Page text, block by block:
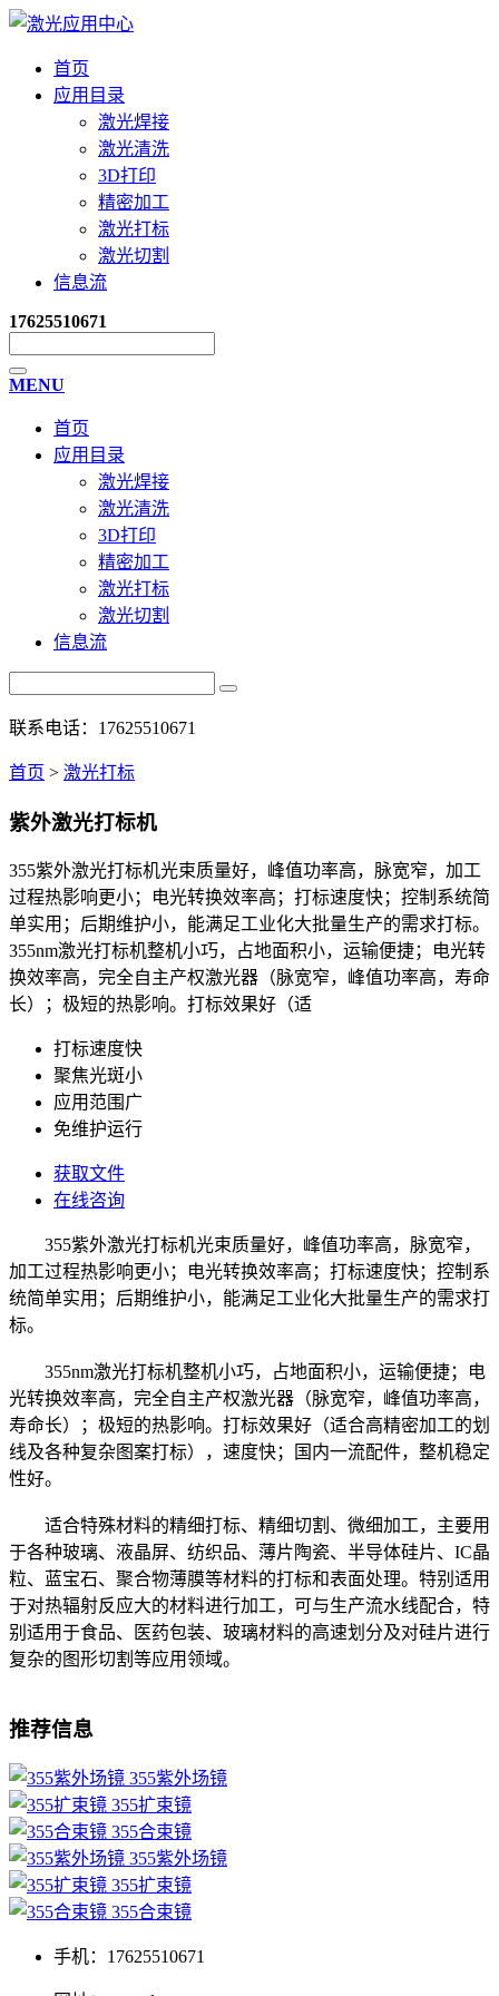
首页
应用目录
激光焊接
激光清洗
3D打印
精密加工
激光打标
激光切割
信息流
17625510671
MENU
首页
应用目录
激光焊接
激光清洗
3D打印
精密加工
激光打标
激光切割
信息流
联系电话：17625510671
首页 > 激光打标
紫外激光打标机
355紫外激光打标机光束质量好，峰值功率高，脉宽窄，加工
过程热影响更小；电光转换效率高；打标速度快；控制系统简
单实用；后期维护小，能满足工业化大批量生产的需求打标。
355nm激光打标机整机小巧，占地面积小，运输便捷；电光转
换效率高，完全自主产权激光器（脉宽窄，峰值功率高，寿命
长）；极短的热影响。打标效果好（适
打标速度快
聚焦光斑小
应用范围广
免维护运行
获取文件
在线咨询
355紫外激光打标机光束质量好，峰值功率高，脉宽窄，
加工过程热影响更小；电光转换效率高；打标速度快；控制系
统简单实用；后期维护小，能满足工业化大批量生产的需求打
标。
355nm激光打标机整机小巧，占地面积小，运输便捷；电
光转换效率高，完全自主产权激光器（脉宽窄，峰值功率高，
寿命长）；极短的热影响。打标效果好（适合高精密加工的划
线及各种复杂图案打标），速度快；国内一流配件，整机稳定
性好。
适合特殊材料的精细打标、精细切割、微细加工，主要用
于各种玻璃、液晶屏、纺织品、薄片陶瓷、半导体硅片、IC晶
粒、蓝宝石、聚合物薄膜等材料的打标和表面处理。特别适用
于对热辐射反应大的材料进行加工，可与生产流水线配合，特
别适用于食品、医药包装、玻璃材料的高速划分及对硅片进行
复杂的图形切割等应用领域。
推荐信息
355紫外场镜
355扩束镜
355合束镜
355紫外场镜
355扩束镜
355合束镜
手机：17625510671